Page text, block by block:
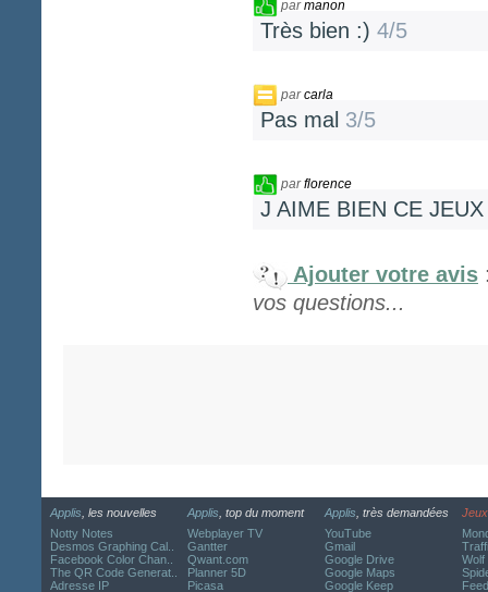
parmanon
Très bien :) 4/5
parcarla
Pas mal 3/5
parflorence
J AIME BIEN CE
Ajouter votre avis
vos questions...
Applis , les nouvelles
Notty Notes
Desmos Graphing Cal..
Facebook Color Chan..
The QR Code Generat..
Adresse IP
Applis , top du moment
Webplayer TV
Gantter
Qwant.com
Planner 5D
Picasa
Applis , très demandées
YouTube
Gmail
Google Drive
Google Maps
Google Keep
Jeux
Wolf